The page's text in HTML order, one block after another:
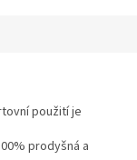
použití je
prodyšná a